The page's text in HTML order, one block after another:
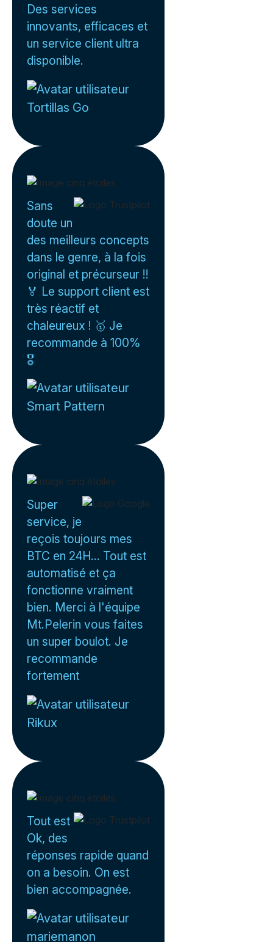
Des services
innovants, efficaces et
un service client ultra
disponible.
Tortillas Go
Sans
doute un
des meilleurs concepts
dans le genre, à la fois
original et précurseur !!
🏅 Le support client est
très réactif et
chaleureux ! 🥇 Je
recommande à 100%
🎖️
Smart Pattern
Super
service, je
reçois toujours mes
BTC en 24H... Tout est
automatisé et ça
fonctionne vraiment
bien. Merci à l'équipe
Mt.Pelerin vous faites
un super boulot. Je
recommande
fortement
Rikux
Tout est
Ok, des
réponses rapide quand
on a besoin. On est
bien accompagnée.
mariemanon